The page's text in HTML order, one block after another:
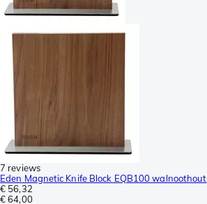
7 reviews
Eden Magnetic Knife Block EQB100 walnoothout
€ 56,32
€ 64,00